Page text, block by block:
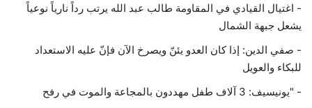
- اغتيال القيادي في المقاومة طالب عبد الله يرتب رداً نارياً نوعياً
يشعل جبهة الشمال
- صفي الدين: إذا كان العدو يئنّ ويصرخ الآن فإنّ عليه الاستعداد
للبكاء والعويل
- "يونيسيف: 3 آلاف طفل مهددون بالمجاعة والموت في رفح